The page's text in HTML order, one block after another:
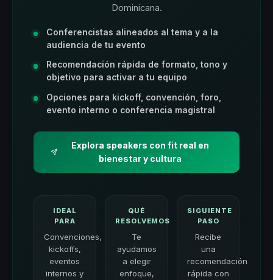
Dominicana.
Conferencistas alineados al tema y a la
audiencia de tu evento
Recomendación rápida de formato, tono y
objetivo para activar a tu equipo
Opciones para kickoff, convención, foro,
evento interno o conferencia magistral
Explora speakers con fit real en
bienestar y cultura
IDEAL
PARA
Convenciones,
kickoffs,
eventos
internos y
QUÉ
RESOLVEMOS
Te
ayudamos
a elegir
enfoque,
SIGUIENTE
PASO
Recibe
una
recomendación
rápida con